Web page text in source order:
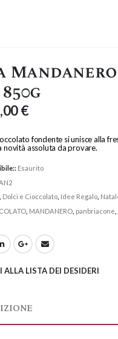
Mandanero
€
fondente si unisce alla
novità assoluta da provare.
Esaurito
Dolci e Cioccolato Idee Regalo
MANDANERO panbriacone
ALLA LISTA DEI DESIDERI